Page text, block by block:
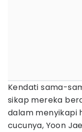
Kendati sama-
sikap mereka
dalam menyikapi
cucunya, Yoon